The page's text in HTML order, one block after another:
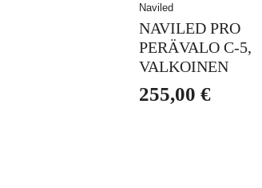
Naviled
NAVILED PRO
PERÄVALO C-5,
VALKOINEN
255,00 €